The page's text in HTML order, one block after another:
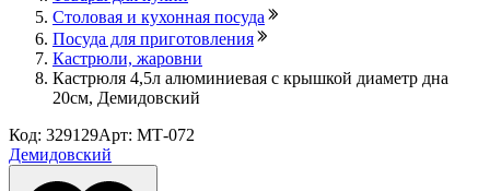
Столовая и кухонная посуда
Посуда для приготовления
Кастрюли, жаровни
Кастрюля 4,5л алюминиевая с крышкой диаметр дна
20см, Демидовский
Код: 329129Арт: МТ-072
Демидовский